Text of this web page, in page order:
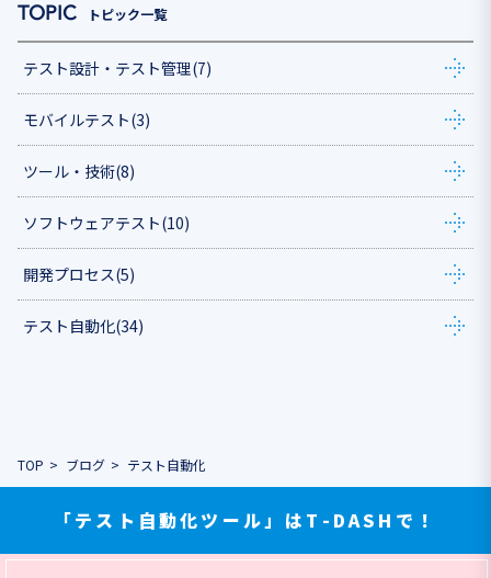
トピック一覧
テスト設計・テスト管理(7)
モバイルテスト(3)
ツール・技術(8)
ソフトウェアテスト(10)
開発プロセス(5)
テスト自動化(34)
TOP ブログ テスト自動化
「テスト自動化ツール」はT-DASHで！